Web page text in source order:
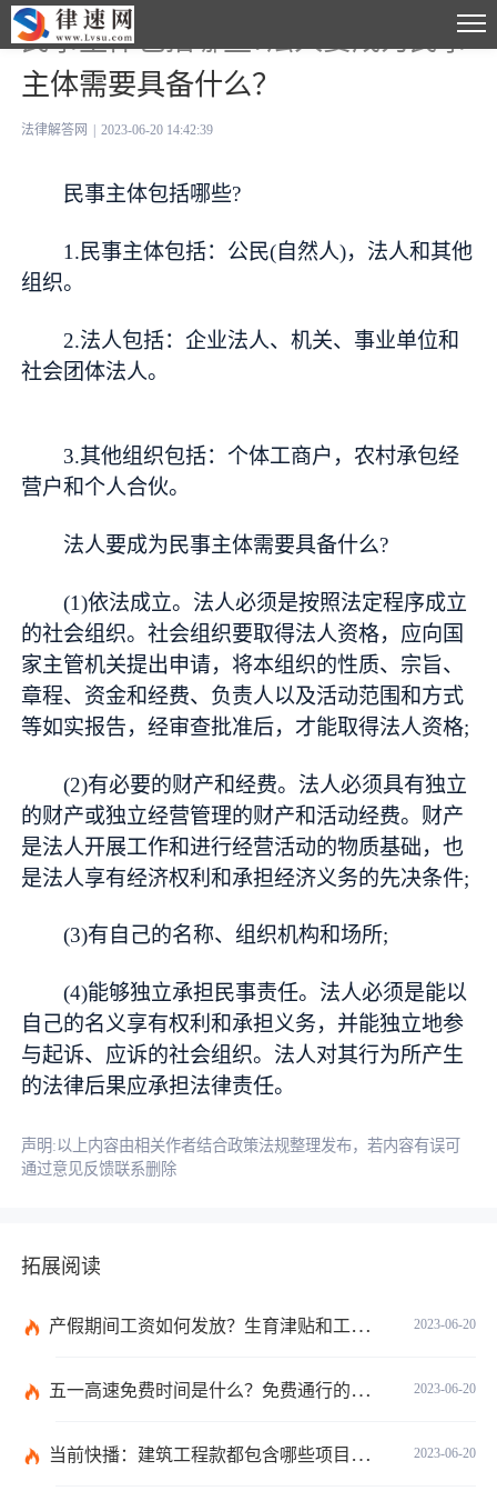
民事主体包括哪些?法人要成为民事
主体需要具备什么？
法律解答网 2023-06-20 14:42:39
民事主体包括哪些?
1.民事主体包括：公民(自然人)，法人和其他
组织。
2.法人包括：企业法人、机关、事业单位和
社会团体法人。
3.其他组织包括：个体工商户，农村承包经
营户和个人合伙。
法人要成为民事主体需要具备什么?
(1)依法成立。法人必须是按照法定程序成立
的社会组织。社会组织要取得法人资格，应向国
家主管机关提出申请，将本组织的性质、宗旨、
章程、资金和经费、负责人以及活动范围和方式
等如实报告，经审查批准后，才能取得法人资格;
(2)有必要的财产和经费。法人必须具有独立
的财产或独立经营管理的财产和活动经费。财产
是法人开展工作和进行经营活动的物质基础，也
是法人享有经济权利和承担经济义务的先决条件;
(3)有自己的名称、组织机构和场所;
(4)能够独立承担民事责任。法人必须是能以
自己的名义享有权利和承担义务，并能独立地参
与起诉、应诉的社会组织。法人对其行为所产生
的法律后果应承担法律责任。
声明:以上内容由相关作者结合政策法规整理发布，若内容有误可
通过意见反馈联系删除
拓展阅读
2023-06-20
产假期间工资如何发放？生育津贴和工资冲突吗？
2023-06-20
五一高速免费时间是什么？免费通行的时间范围是什么？|当前速递
2023-06-20
当前快播：建筑工程款都包含哪些项目？建筑施工纠纷管辖法院如何确定？